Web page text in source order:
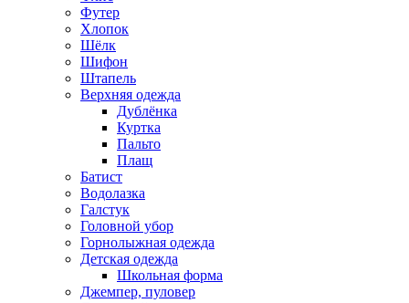
Футер
Хлопок
Шёлк
Шифон
Штапель
Верхняя одежда
Дублёнка
Куртка
Пальто
Плащ
Батист
Водолазка
Галстук
Головной убор
Горнолыжная одежда
Детская одежда
Школьная форма
Джемпер, пуловер